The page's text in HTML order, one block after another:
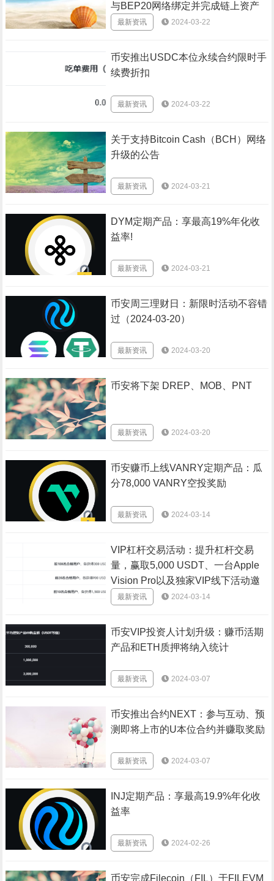
与BEP20网络绑定并完成链上资产
迁移
最新资讯 2024-03-22
币安推出USDC本位永续合约限时手
续费折扣
最新资讯 2024-03-22
关于支持Bitcoin Cash（BCH）网络
升级的公告
最新资讯 2024-03-21
DYM定期产品：享最高19%年化收
益率!
最新资讯 2024-03-21
币安周三理财日：新限时活动不容错
过（2024-03-20）
最新资讯 2024-03-20
币安将下架 DREP、MOB、PNT
最新资讯 2024-03-20
币安赚币上线VANRY定期产品：瓜
分78,000 VANRY空投奖励
最新资讯 2024-03-14
VIP杠杆交易活动：提升杠杆交易
量，赢取5,000 USDT、一台Apple
Vision Pro以及独家VIP线下活动邀
请最新资讯 2024-03-14
币安VIP投资人计划升级：赚币活期
产品和ETH质押将纳入统计
最新资讯 2024-03-07
币安推出合约NEXT：参与互动、预
测即将上市的U本位合约并赚取奖励
最新资讯 2024-03-07
INJ定期产品：享最高19.9%年化收
益率
最新资讯 2024-02-26
币安完成Filecoin（FIL）于FILEVM